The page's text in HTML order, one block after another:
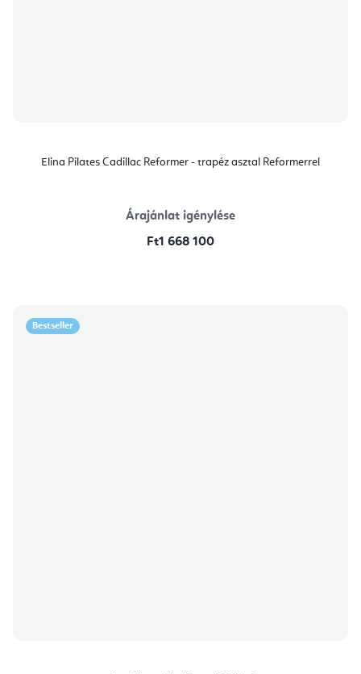
Elina Pilates Cadillac Reformer - trapéz asztal Reformerrel
Árajánlat igénylése
Ft1 668 100
Bestseller